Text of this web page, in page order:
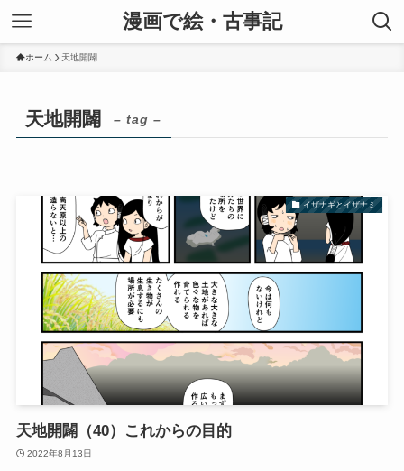
漫画で絵・古事記
ホーム 天地開闢
天地開闢 – tag –
イザナギとイザナミ
天地開闢（40）これからの目的
2022年8月13日